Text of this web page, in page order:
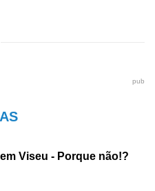
pub
Viseu - Porque não!?